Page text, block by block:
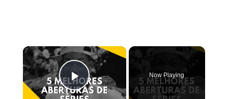
×
Play Video
Now Playing